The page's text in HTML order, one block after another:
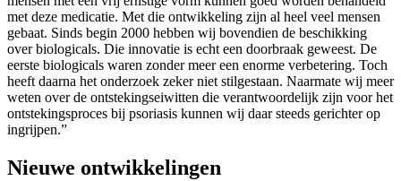
met deze medicatie. Met die ontwikkeling zijn al heel veel mensen
gebaat. Sinds begin 2000 hebben wij bovendien de beschikking
over biologicals. Die innovatie is echt een doorbraak geweest. De
eerste biologicals waren zonder meer een enorme verbetering. Toch
heeft daarna het onderzoek zeker niet stilgestaan. Naarmate wij meer
weten over de ontstekingseiwitten die verantwoordelijk zijn voor het
ontstekingsproces bij psoriasis kunnen wij daar steeds gerichter op
ingrijpen.”
Nieuwe ontwikkelingen